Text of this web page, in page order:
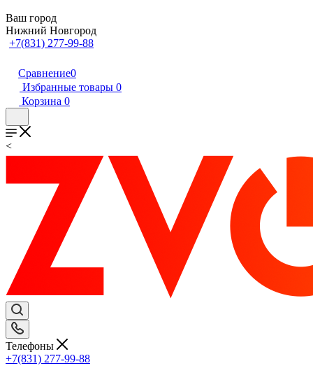
Ваш город
Нижний Новгород
+7(831) 277-99-88
Сравнение0
Избранные товары 0
Корзина 0
<
Телефоны
+7(831) 277-99-88